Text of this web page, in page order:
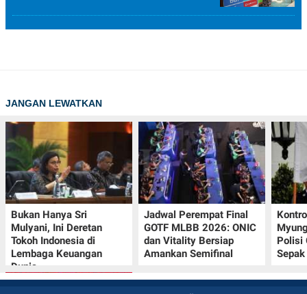
JANGAN LEWATKAN
Bukan Hanya Sri
Mulyani, Ini Deretan
Tokoh Indonesia di
Lembaga Keuangan
Dunia
Jadwal Perempat Final
GOTF MLBB 2026: ONIC
dan Vitality Bersiap
Amankan Semifinal
Polisi